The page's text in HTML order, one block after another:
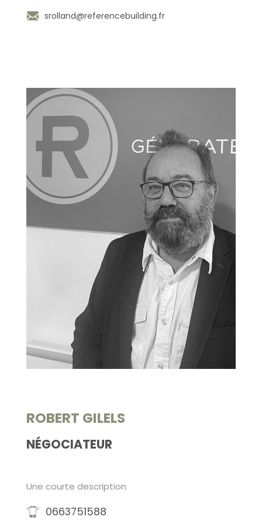
srolland@referencebuilding.fr
ROBERT GILELS
NÉGOCIATEUR
Une courte description
0663751588